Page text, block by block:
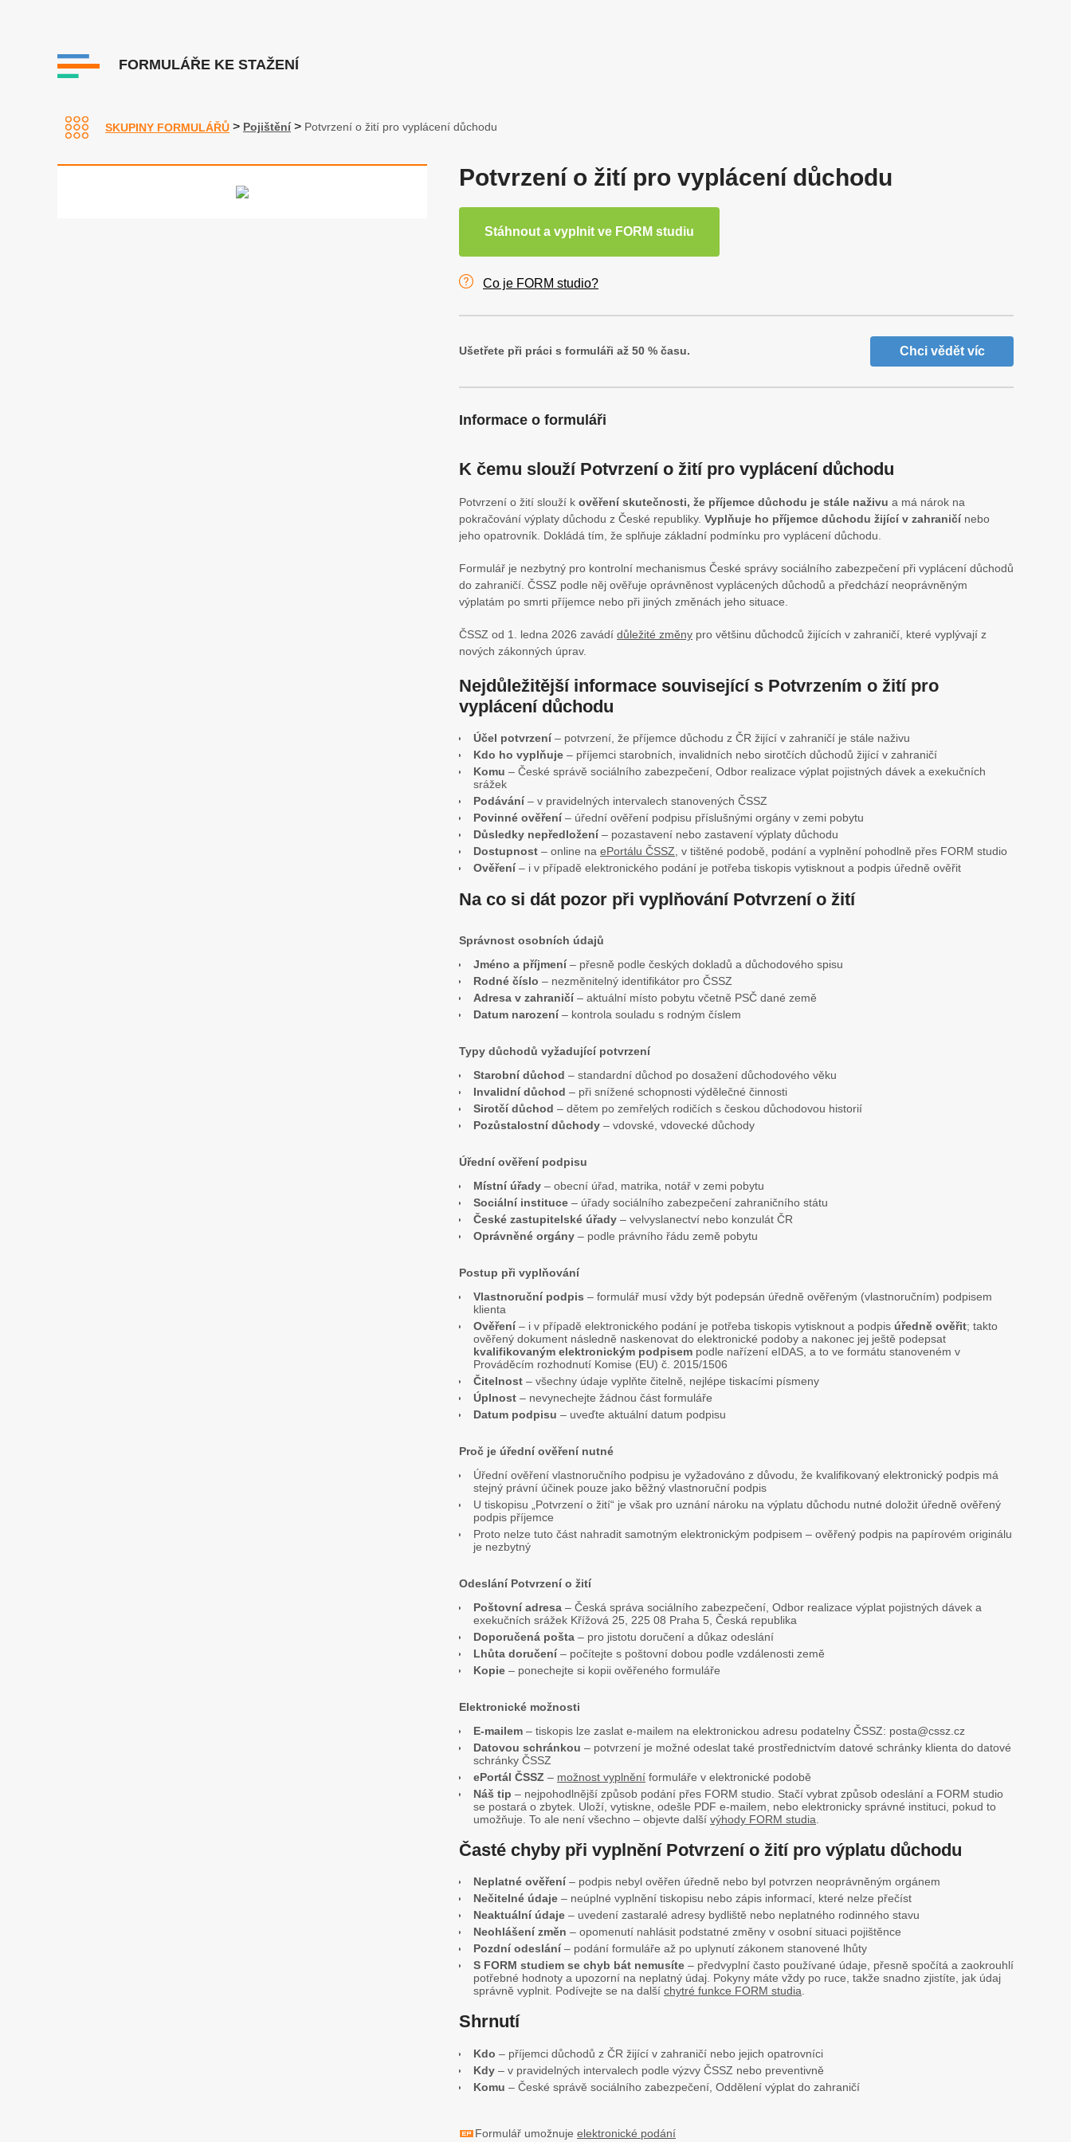
FORMULÁŘE KE STAŽENÍ
SKUPINY FORMULÁŘŮ > Pojištění > Potvrzení o žití pro vyplácení důchodu
Potvrzení o žití pro vyplácení důchodu
Stáhnout a vyplnit ve FORM studiu
Co je FORM studio?
Ušetřete při práci s formuláři až 50 % času. Chci vědět víc
Informace o formuláři
K čemu slouží Potvrzení o žití pro vyplácení důchodu
Potvrzení o žití slouží k ověření skutečnosti, že příjemce důchodu je stále naživu a má nárok na
pokračování výplaty důchodu z České republiky. Vyplňuje ho příjemce důchodu žijící v zahraničínebo
jeho opatrovník. Dokládá tím, že splňuje základní podmínku pro vyplácení důchodu.
Formulář je nezbytný pro kontrolní mechanismus České správy sociálního zabezpečení při vyplácení důchodů
do zahraničí. ČSSZ podle něj ověřuje oprávněnost vyplácených důchodů a předchází neoprávněným
výplatám po smrti příjemce nebo při jiných změnách jeho situace.
ČSSZ od 1. ledna 2026 zavádí důležité změny pro většinu důchodců žijících v zahraničí, které vyplývají z
nových zákonných úprav.
Nejdůležitější informace související s Potvrzením o žití pro
vyplácení důchodu
Účel potvrzení– potvrzení, že příjemce důchodu z ČR žijící v zahraničí je stále naživu
Kdo ho vyplňuje – příjemci starobních, invalidních nebo sirotčích důchodů žijící v zahraničí
Komu – České správě sociálního zabezpečení, Odbor realizace výplat pojistných dávek a exekučních
srážek
Podávání– v pravidelných intervalech stanovených ČSSZ
Povinné ověření– úřední ověření podpisu příslušnými orgány v zemi pobytu
Důsledky nepředložení– pozastavení nebo zastavení výplaty důchodu
Dostupnost – online na ePortálu ČSSZ, v tištěné podobě, podání a vyplnění pohodlně přes FORM studio
Ověření– i v případě elektronického podání je potřeba tiskopis vytisknout a podpis úředně ověřit
Na co si dát pozor při vyplňování Potvrzení o žití
Správnost osobních údajů
Jméno a příjmení– přesně podle českých dokladů a důchodového spisu
Rodné číslo – nezměnitelný identifikátor pro ČSSZ
Adresa v zahraničí– aktuální místo pobytu včetně PSČ dané země
Datum narození– kontrola souladu s rodným číslem
Typy důchodů vyžadující potvrzení
Starobní důchod – standardní důchod po dosažení důchodového věku
Invalidní důchod – při snížené schopnosti výdělečné činnosti
Sirotčí důchod – dětem po zemřelých rodičích s českou důchodovou historií
Pozůstalostní důchody – vdovské, vdovecké důchody
Úřední ověření podpisu
Místní úřady – obecní úřad, matrika, notář v zemi pobytu
Sociální instituce – úřady sociálního zabezpečení zahraničního státu
České zastupitelské úřady – velvyslanectví nebo konzulát ČR
Oprávněné orgány – podle právního řádu země pobytu
Postup při vyplňování
Vlastnoruční podpis – formulář musí vždy být podepsán úředně ověřeným (vlastnoručním) podpisem
klienta
Ověření– i v případě elektronického podání je potřeba tiskopis vytisknout a podpis úředně ověřit; takto
ověřený dokument následně naskenovat do elektronické podoby a nakonec jej ještě podepsat
kvalifikovaným elektronickým podpisem podle nařízení eIDAS, a to ve formátu stanoveném v
Prováděcím rozhodnutí Komise (EU) č. 2015/1506
Čitelnost – všechny údaje vyplňte čitelně, nejlépe tiskacími písmeny
Úplnost – nevynechejte žádnou část formuláře
Datum podpisu – uveďte aktuální datum podpisu
Proč je úřední ověření nutné
Úřední ověření vlastnoručního podpisu je vyžadováno z důvodu, že kvalifikovaný elektronický podpis má
stejný právní účinek pouze jako běžný vlastnoruční podpis
U tiskopisu „Potvrzení o žití“ je však pro uznání nároku na výplatu důchodu nutné doložit úředně ověřený
podpis příjemce
Proto nelze tuto část nahradit samotným elektronickým podpisem – ověřený podpis na papírovém originálu
je nezbytný
Odeslání Potvrzení o žití
Poštovní adresa – Česká správa sociálního zabezpečení, Odbor realizace výplat pojistných dávek a
exekučních srážek Křížová 25, 225 08 Praha 5, Česká republika
Doporučená pošta – pro jistotu doručení a důkaz odeslání
Lhůta doručení– počítejte s poštovní dobou podle vzdálenosti země
Kopie – ponechejte si kopii ověřeného formuláře
Elektronické možnosti
E-mailem – tiskopis lze zaslat e-mailem na elektronickou adresu podatelny ČSSZ: posta@cssz.cz
Datovou schránkou – potvrzení je možné odeslat také prostřednictvím datové schránky klienta do datové
schránky ČSSZ
ePortál ČSSZ – možnost vyplnění formuláře v elektronické podobě
Náš tip – nejpohodlnější způsob podání přes FORM studio. Stačí vybrat způsob odeslání a FORM studio
se postará o zbytek. Uloží, vytiskne, odešle PDF e-mailem, nebo elektronicky správné instituci, pokud to
umožňuje. To ale není všechno – objevte další výhody FORM studia
Časté chyby při vyplnění Potvrzení o žití pro výplatu důchodu
Neplatné ověření– podpis nebyl ověřen úředně nebo byl potvrzen neoprávněným orgánem
Nečitelné údaje – neúplné vyplnění tiskopisu nebo zápis informací, které nelze přečíst
Neaktuální údaje – uvedení zastaralé adresy bydliště nebo neplatného rodinného stavu
Neohlášení změn – opomenutí nahlásit podstatné změny v osobní situaci pojištěnce
Pozdní odeslání– podání formuláře až po uplynutí zákonem stanovené lhůty
S FORM studiem se chyb bát nemusíte – předvyplní často používané údaje, přesně spočítá a zaokrouhlí
potřebné hodnoty a upozorní na neplatný údaj. Pokyny máte vždy po ruce, takže snadno zjistíte, jak údaj
správně vyplnit. Podívejte se na další chytré funkce FORM studia
Shrnutí
Kdo – příjemci důchodů z ČR žijící v zahraničí nebo jejich opatrovníci
Kdy – v pravidelných intervalech podle výzvy ČSSZ nebo preventivně
Komu – České správě sociálního zabezpečení, Oddělení výplat do zahraničí
Formulář umožnuje elektronické podání